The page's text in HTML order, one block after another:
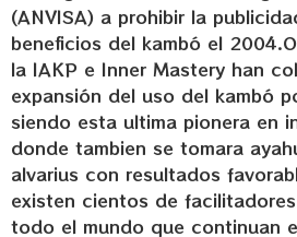
(ANVISA) a prohibir la
beneficios del kambó el
la IAKP e Inner Mastery han
expansión del uso del kambó
siendo esta ultima pionera en
donde tambien se tomara
alvarius con resultados
existen cientos de
todo el mundo que continuan